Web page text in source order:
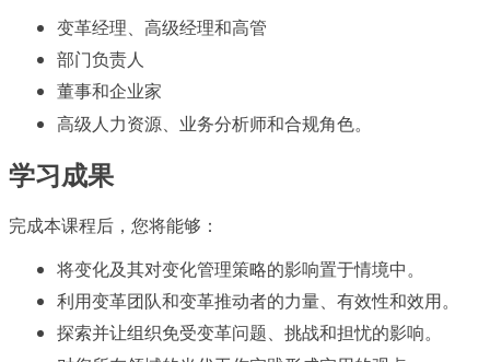
变革经理、高级经理和高管
部门负责人
董事和企业家
高级人力资源、业务分析师和合规角色。
学习成果
完成本课程后，您将能够：
将变化及其对变化管理策略的影响置于情境中。
利用变革团队和变革推动者的力量、有效性和效用。
探索并让组织免受变革问题、挑战和担忧的影响。